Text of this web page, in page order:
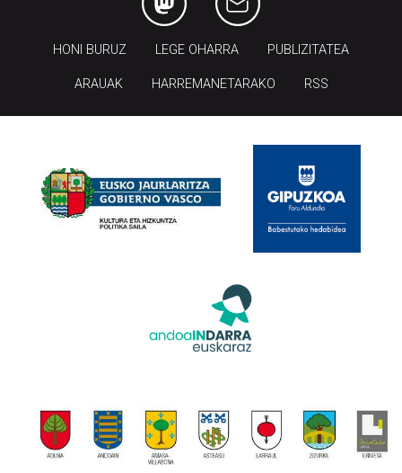
HONI BURUZ LEGE OHARRA PUBLIZITATEA
ARAUAK HARREMANETARAKO RSS